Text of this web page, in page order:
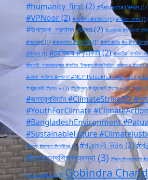
#humanity_first(2) #PatuakhaliNews (1)
#VPNoor(2) #আজীবন #সম্মাননা (1) #আহত_সংঘর্ষ(1)
#উপজেলা_প্রশাসন_ডিমলা(2) #এনসিপি #লিফলেট
#পদযাত্রা(1) #কক্সবাজার #পটুয়াখালী(1) #কলাপাড়ায় #৬ #ফুট
#উদ্ধার (1) #চরবিজায় #কুয়াকাটা(2)
#জুলাই_গণঅভ্যুত্থান #নাহিদ_ইসলাম #রাজনৈতিক_আন্দোলন
#জেলা_কার্যালয় #পথসভা #NCP_Patuakhali
#পটুয়াখালী #র‍্যাব_৮ (1) #দূর্গাপুজা #পটুয়াখালী #র‍্যাব-৮(1)
#জলবায়ুপরিবর্তন #ClimateStrikeBD
#YouthForClimate #ClimateAction
#BangladeshEnvironment
#SustainableFuture
#হত্যা #মামলা #কালীগঞ্জ(1) #পটুয়াখালী_নিউজ(2)
#বাংলাদেশশিক্ষাব্যবস্থা(3) #সাপ
#patuakhali(1) Gobindra